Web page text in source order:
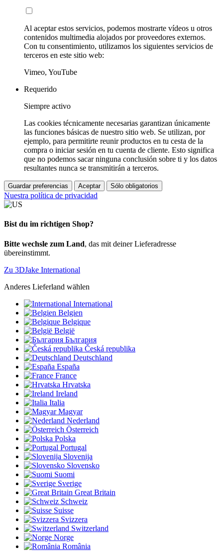
Al aceptar estos servicios, podemos mostrarte vídeos u otros
contenidos multimedia alojados por proveedores externos.
Con tu consentimiento, utilizamos los siguientes servicios de
terceros en este sitio web:
Vimeo, YouTube
Requerido
Siempre activo
Las cookies técnicamente necesarias garantizan únicamente
las funciones básicas de nuestro sitio web. Se utilizan, por
ejemplo, para permitirte reunir productos en tu cesta de la
compra o iniciar sesión en tu cuenta de cliente. Esto significa
que no podemos sacar ninguna conclusión sobre ti y los datos
resultantes nunca se transmitirán a terceros.
Guardar preferencias Aceptar Sólo obligatorios
Nuestra política de privacidad
Bist du im richtigen Shop?
Bitte wechsle zum Land, das mit deiner Lieferadresse
übereinstimmt.
Zu 3DJake International
Anderes Lieferland wählen
International
Belgien
Belgique
België
България
Česká republika
Deutschland
España
France
Hrvatska
Ireland
Italia
Magyar
Nederland
Österreich
Polska
Portugal
Slovenija
Slovensko
Suomi
Sverige
Great Britain
Schweiz
Suisse
Svizzera
Switzerland
Norge
România